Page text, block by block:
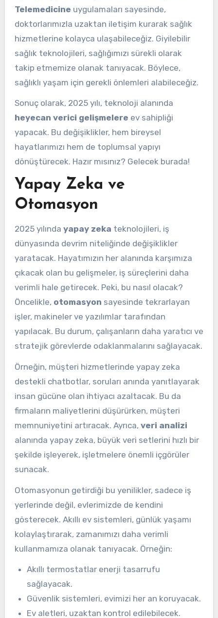
Telemedicine uygulamaları sayesinde,
doktorlarımızla uzaktan iletişim kurarak sağlık
hizmetlerine kolayca ulaşabileceğiz. Giyilebilir
sağlık teknolojileri, sağlığımızı sürekli olarak
takip etmemize olanak tanıyacak. Böylece,
sağlıklı yaşam için gerekli önlemleri alabileceğiz.
Sonuç olarak, 2025 yılı, teknoloji alanında
heyecan verici gelişmelere ev sahipliği
yapacak. Bu değişiklikler, hem bireysel
hayatlarımızı hem de toplumsal yapıyı
dönüştürecek. Hazır mısınız? Gelecek burada!
Yapay Zeka ve
Otomasyon
2025 yılında yapay zeka teknolojileri, iş
dünyasında devrim niteliğinde değişiklikler
yaratacak. Hayatımızın her alanında karşımıza
çıkacak olan bu gelişmeler, iş süreçlerini daha
verimli hale getirecek. Peki, bu nasıl olacak?
Öncelikle, otomasyon sayesinde tekrarlayan
işler, makineler ve yazılımlar tarafından
yapılacak. Bu durum, çalışanların daha yaratıcı ve
stratejik görevlerde odaklanmalarını sağlayacak.
Örneğin, müşteri hizmetlerinde yapay zeka
destekli chatbotlar, soruları anında yanıtlayarak
insan gücüne olan ihtiyacı azaltacak. Bu da
firmaların maliyetlerini düşürürken, müşteri
memnuniyetini artıracak. Ayrıca, veri analizi
alanında yapay zeka, büyük veri setlerini hızlı bir
şekilde işleyerek, işletmelere önemli içgörüler
sunacak.
Otomasyonun getirdiği bu yenilikler, sadece iş
yerlerinde değil, evlerimizde de kendini
gösterecek. Akıllı ev sistemleri, günlük yaşamı
kolaylaştırarak, zamanımızı daha verimli
kullanmamıza olanak tanıyacak. Örneğin:
Akıllı termostatlar enerji tasarrufu
sağlayacak.
Güvenlik sistemleri, evimizi her an koruyacak.
Ev aletleri, uzaktan kontrol edilebilecek.